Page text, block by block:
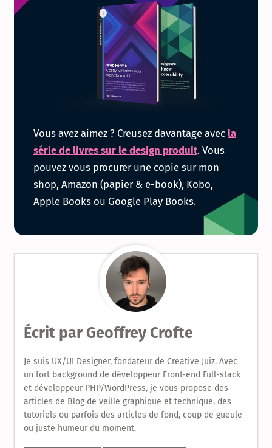
la
série
de
livres
Design
Produit
Vous avez aimez ? Creusez davantage avec la
série de livres sur le design produit. Vous
pouvez vous procurer une copie sur mon
shop, Amazon (papier & e-book), Kobo,
Apple Books ou Google Play Books.
Écrit par Geoffrey Crofte
Je suis UX/UI Designer, fondateur de Creative Juiz. Avec
un fort background de développeur Front-end Full-stack
et développeur PHP/WordPress, je vous propose des
articles de Blog de veille graphique et technique, des
tutoriels ou parfois des articles de fond, coup de gueule
ou juste humeur du moment.